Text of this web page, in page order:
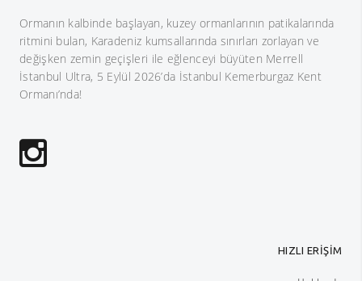
Ormanın kalbinde başlayan, kuzey ormanlarının patikalarında
ritmini bulan, Karadeniz kumsallarında sınırları zorlayan ve
değişken zemin geçişleri ile eğlenceyi büyüten Merrell
İstanbul Ultra, 5 Eylül 2026’da İstanbul Kemerburgaz Kent
Ormanı’nda!
HIZLI ERİŞİM